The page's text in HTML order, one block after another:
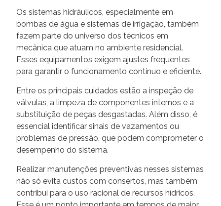
Os sistemas hidráulicos, especialmente em
bombas de água e sistemas de irrigação, também
fazem parte do universo dos técnicos em
mecânica que atuam no ambiente residencial.
Esses equipamentos exigem ajustes frequentes
para garantir o funcionamento contínuo e eficiente.
Entre os principais cuidados estão a inspeção de
válvulas, a limpeza de componentes internos e a
substituição de peças desgastadas. Além disso, é
essencial identificar sinais de vazamentos ou
problemas de pressão, que podem comprometer o
desempenho do sistema.
Realizar manutenções preventivas nesses sistemas
não só evita custos com consertos, mas também
contribui para o uso racional de recursos hídricos.